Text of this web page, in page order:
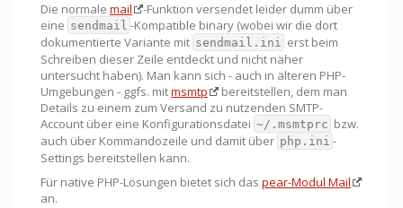
Die normale mail
-Funktion versendet leider dumm über
eine sendmail -Kompatible binary (wobei wir die dort
dokumentierte Variante mit sendmail.ini erst beim
Schreiben dieser Zeile entdeckt und nicht näher
untersucht haben). Man kann sich - auch in älteren PHP-
Umgebungen - ggfs. mitmsmtp
bereitstellen, dem man
Details zu einem zum Versand zu nutzenden SMTP-
Account über eine Konfigurationsdatei ~/.msmtprc bzw.
auch über Kommandozeile und damit über php.ini -
Settings bereitstellen kann.
Für native PHP-Lösungen bietet sich das pear-Modul Mail
an.